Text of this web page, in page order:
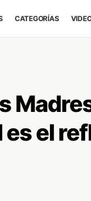
CATEGORÍAS
el